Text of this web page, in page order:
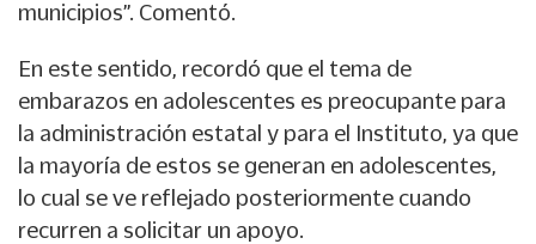
municipios”. Comentó.
En este sentido, recordó que el tema de
embarazos en adolescentes es preocupante para
la administración estatal y para el Instituto, ya que
la mayoría de estos se generan en adolescentes,
lo cual se ve reflejado posteriormente cuando
recurren a solicitar un apoyo.